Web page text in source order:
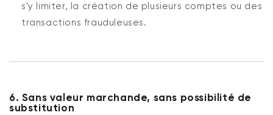
s'y limiter, la création de plusieurs comptes ou des
transactions frauduleuses.
6. Sans valeur marchande, sans possibilité de
substitution